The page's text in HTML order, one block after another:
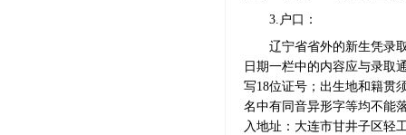
3. 户口：
辽宁省省外的新生凭录
日期一栏中的内容应与录取
写18位证号；出生地和籍贯
名中有同音异形字等均不能
入地址：大连市甘井子区轻